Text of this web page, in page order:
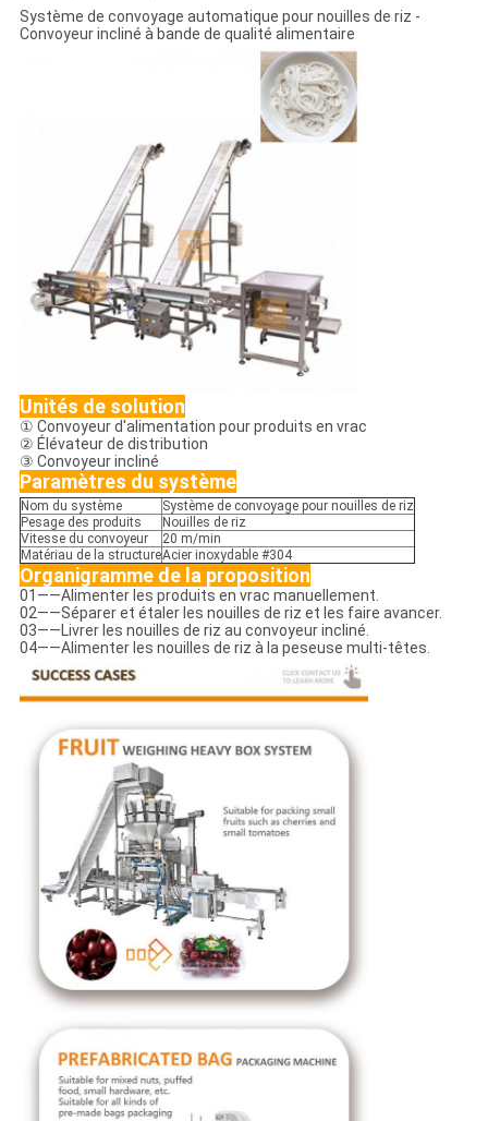
Système de convoyage automatique pour nouilles de riz -
Convoyeur incliné à bande de qualité alimentaire
Unités de solution
① Convoyeur d'alimentation pour produits en vrac
② Élévateur de distribution
③ Convoyeur incliné
Paramètres du système
Nom du système
Système de convoyage pour nouilles de riz
Pesage des produits
Nouilles de riz
Vitesse du convoyeur
20 m/min
Matériau de la structureAcier inoxydable #304
Organigramme de la proposition
01——Alimenter les produits en vrac manuellement.
02——Séparer et étaler les nouilles de riz et les faire avancer.
03——Livrer les nouilles de riz au convoyeur incliné.
04——Alimenter les nouilles de riz à la peseuse multi-têtes.